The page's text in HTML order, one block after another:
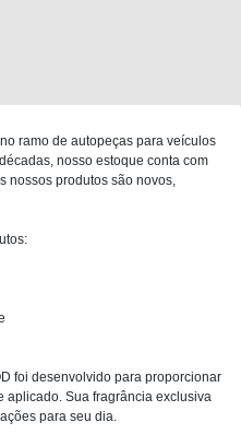
ramo de autopeças para veículos
nosso estoque conta com
nossos produtos são novos,
foi desenvolvido para proporcionar
aplicado. Sua fragrância exclusiva
para seu dia.